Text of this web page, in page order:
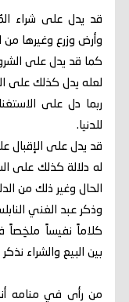
قد يدل على شراء
وأرض وزرع وغيرها من
كما قد يدل على
لعله يدل كذلك على
ربما دل على
للدنيا.
قد يدل على الإقبال
له دلالة كذلك على
الحال وغير ذلك من
وذكر عبد الغني
كلاماً نفيساً
بين البيع والشراء
من رأى في منامه أنه